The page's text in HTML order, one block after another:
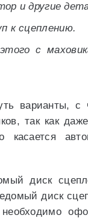
и другие
к сцеплению.
с
варианты,
так как
касается
диск
диск